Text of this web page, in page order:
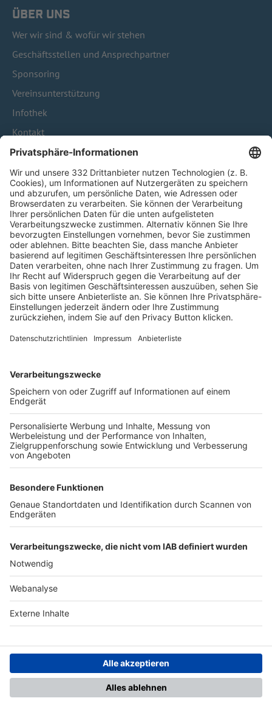
ÜBER UNS
Wer wir sind & wofür wir stehen
Geschäftsstellen und Ansprechpartner
Sponsoring
Vereinsunterstützung
Infothek
Kontakt
HÄUFIG BESUCHTE SEITEN
Pässe und Vereinswechsel
Trainerausbildung
Schulungsangebot Vereinsmitarbeiter
BFV-Geschäftsstellen
Trainerbörse
Login SpielPlus
FOLGE DEM BFV
TOP-VEREINE
TOP-PARTNER
Nutzungsbedingungen Datenschutz Impressum